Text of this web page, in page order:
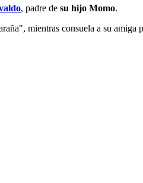
, padre de su hijo Momo.
mientras consuela a su amiga